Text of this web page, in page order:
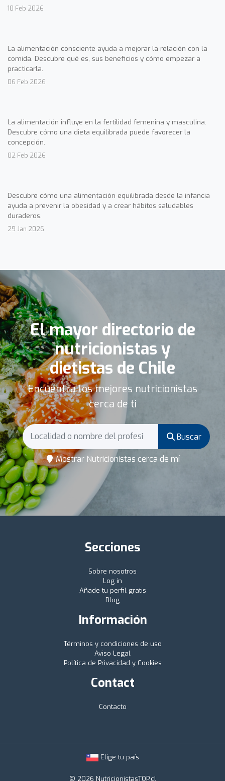
10 Feb 2026
La alimentación consciente ayuda a mejorar la relación con la
comida. Descubre qué es, sus beneficios y cómo empezar a
practicarla.
06 Feb 2026
La alimentación influye en la fertilidad femenina y masculina.
Descubre cómo una dieta equilibrada puede favorecer la
concepción.
02 Feb 2026
Descubre cómo una alimentación equilibrada desde la infancia
ayuda a prevenir la obesidad y a crear hábitos saludables
duraderos.
29 Jan 2026
El mayor directorio de
nutricionistas y
dietistas de Chile
Encuentra los mejores nutricionistas
cerca de ti
Buscar
Mostrar Nutricionistas cerca de mí
Secciones
Sobre nosotros
Log in
Añade tu perfil gratis
Blog
Información
Términos y condiciones de uso
Aviso Legal
Política de Privacidad y Cookies
Contact
Contacto
Elige tu país
© 2026 NutricionistasTOP.cl